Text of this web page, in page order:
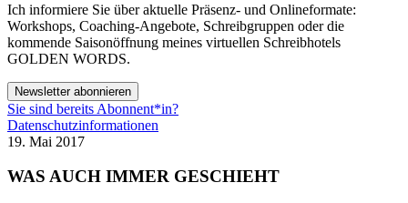
Ich informiere Sie über aktuelle Präsenz- und Onlineformate:
Workshops, Coaching-Angebote, Schreibgruppen oder die
kommende Saisonöffnung meines virtuellen Schreibhotels
GOLDEN WORDS.
Newsletter abonnieren
Sie sind bereits Abonnent*in?
Datenschutzinformationen
19. Mai 2017
WAS AUCH IMMER GESCHIEHT